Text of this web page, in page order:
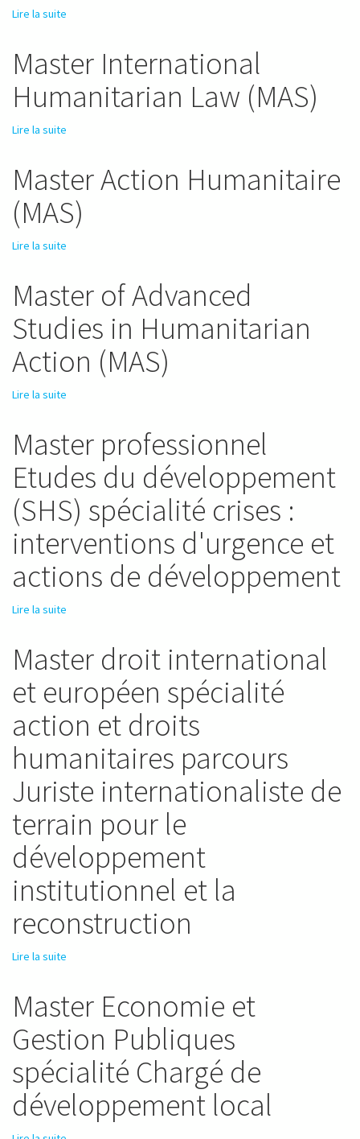
Lire la suite
Master International
Humanitarian Law (MAS)
Lire la suite
Master Action Humanitaire
(MAS)
Lire la suite
Master of Advanced
Studies in Humanitarian
Action (MAS)
Lire la suite
Master professionnel
Etudes du développement
(SHS) spécialité crises :
interventions d'urgence et
actions de développement
Lire la suite
développement
Master droit international
et européen spécialité
action et droits
humanitaires parcours
Juriste internationaliste de
terrain pour le
développement
institutionnel et la
reconstruction
Lire la suite
reconstruction
Master Economie et
Gestion Publiques
spécialité Chargé de
développement local